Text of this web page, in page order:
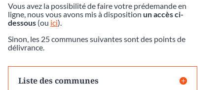
Vous avez la possibilité de faire votre prédemande en
ligne, nous vous avons mis à disposition un accès ci-
dessous (ou ici).
Sinon, les 25 communes suivantes sont des points de
délivrance.
Liste des communes